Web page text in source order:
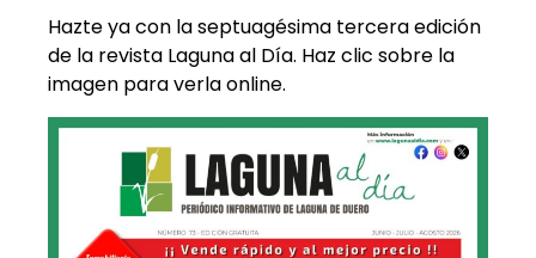
Hazte ya con la septuagésima tercera edición
de la revista Laguna al Día. Haz clic sobre la
imagen para verla online.